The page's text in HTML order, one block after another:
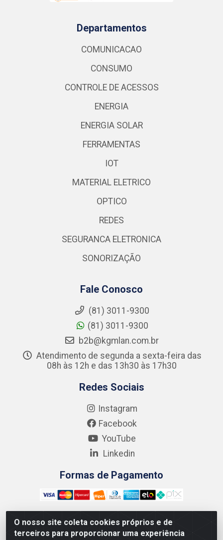
O nosso site coleta cookies próprios e de
terceiros para proporcionar uma experiência
Departamentos
COMUNICACAO
CONSUMO
CONTROLE DE ACESSOS
ENERGIA
ENERGIA SOLAR
FERRAMENTAS
IOT
MATERIAL ELETRICO
OPTICO
REDES
SEGURANCA ELETRONICA
SONORIZAÇÃO
Fale Conosco
(81) 3011-9300
(81) 3011-9300
b2b@kgmlan.com.br
Atendimento de segunda a sexta-feira das
08h às 12h e das 13h30 às 17h30
Redes Sociais
Instagram
Facebook
YouTube
Linkedin
Formas de Pagamento
Kgmlan Distribuidora LTDA - CNPJ 18.217.682/0001-54 -